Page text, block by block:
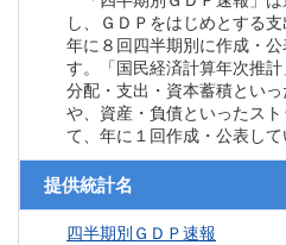
し、ＧＤＰをはじめとする
年に８回四半期別に作成・公
す。「国民経済計算年次推計
分配・支出・資本蓄積とい
や、資産・負債といったス
て、年に１回作成・公表して
提供統計名
四半期別ＧＤＰ速報